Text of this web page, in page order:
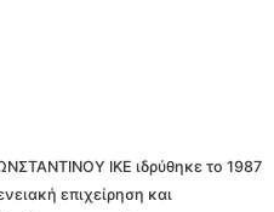
ΙΚΕ ιδρύθηκε το 1987
επιχείρηση και